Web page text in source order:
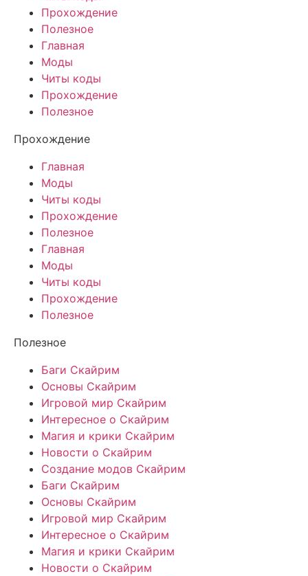
Прохождение
Полезное
Главная
Моды
Читы коды
Прохождение
Полезное
Прохождение
Главная
Моды
Читы коды
Прохождение
Полезное
Главная
Моды
Читы коды
Прохождение
Полезное
Полезное
Баги Скайрим
Основы Скайрим
Игровой мир Скайрим
Интересное о Скайрим
Магия и крики Скайрим
Новости о Скайрим
Создание модов Скайрим
Баги Скайрим
Основы Скайрим
Игровой мир Скайрим
Интересное о Скайрим
Магия и крики Скайрим
Новости о Скайрим